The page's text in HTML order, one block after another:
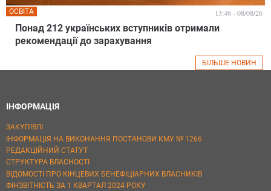
Понад 212 українських вступників отримали
рекомендації до зарахування
ОСВІТА 13:46 - 08/08/26
БІЛЬШЕ НОВИН
ІНФОРМАЦІЯ
ЗАКУПІВЛІ
ІНФОРМАЦІЯ НА ВИКОНАННЯ ПОСТАНОВИ КМУ № 1266
РЕДАКЦІЙНИЙ СТАТУТ
СТРУКТУРА ВЛАСНОСТІ
ВІДОМОСТІ ПРО КІНЦЕВИХ БЕНЕФІЦІАРНИХ ВЛАСНИКІВ
ФІНЗВІТНІСТЬ ЗА 1 КВАРТАЛ 2024 РОКУ